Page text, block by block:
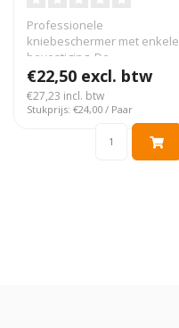
Professionele
kniebeschermer met enkele
bevestiging. De
kniebeschermer zijn uitg..
€22,50 excl. btw
€27,23 incl. btw
Stukprijs: €24,00 / Paar